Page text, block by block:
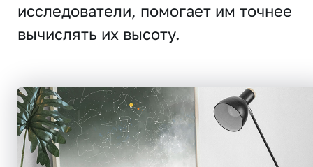
исследователи, помогает им точнее
вычислять их высоту.